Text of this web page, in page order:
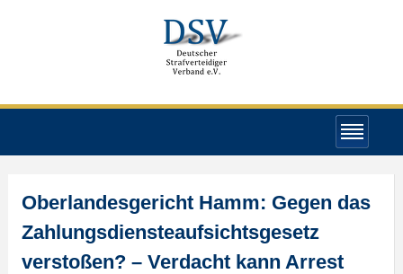
Oberlandesgericht Hamm: Gegen das
Zahlungsdiensteaufsichtsgesetz
verstoßen? – Verdacht kann Arrest